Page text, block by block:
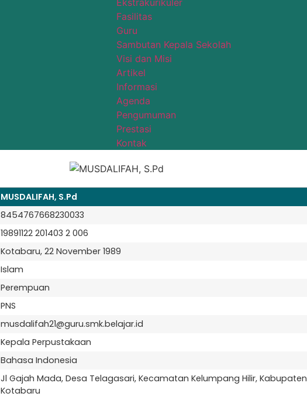
Ekstrakurikuler
Fasilitas
Guru
Sambutan Kepala Sekolah
Visi dan Misi
Artikel
Informasi
Agenda
Pengumuman
Prestasi
Kontak
MUSDALIFAH, S.Pd
8454767668230033
19891122 201403 2 006
Kotabaru, 22 November 1989
Islam
Perempuan
PNS
musdalifah21@guru.smk.belajar.id
Kepala Perpustakaan
Bahasa Indonesia
Jl Gajah Mada, Desa Telagasari, Kecamatan Kelumpang Hilir, Kabupaten
Kotabaru